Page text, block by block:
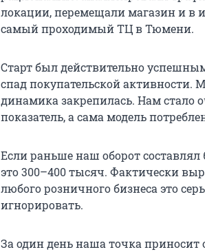
локации, перемещали магазин и в
самый проходимый ТЦ в Тюмени.
Старт был действительно
спад покупательской
динамика закрепилась. Нам стало
показатель, а сама модель
Если раньше наш оборот составлял
это 300–400 тысяч. Фактически
любого розничного бизнеса это
игнорировать.
За один день наша точка приносит